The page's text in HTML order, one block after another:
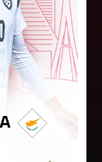
FC
līgas
Dānijā
2026.